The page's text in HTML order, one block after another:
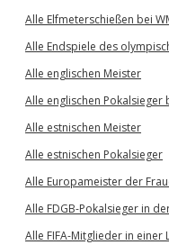
Alle Elfmeterschießen bei
Alle Endspiele des
Alle englischen Meister
Alle englischen Pokalsieger
Alle estnischen Meister
Alle estnischen Pokalsieger
Alle Europameister der
Alle FDGB-Pokalsieger in
Alle FIFA-Mitglieder in einer